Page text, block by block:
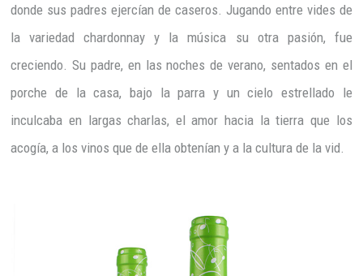
donde sus padres ejercían de caseros. Jugando entre vides de
la variedad chardonnay y la música su otra pasión, fue
creciendo. Su padre, en las noches de verano, sentados en el
porche de la casa, bajo la parra y un cielo estrellado le
inculcaba en largas charlas, el amor hacia la tierra que los
acogía, a los vinos que de ella obtenían y a la cultura de la vid.